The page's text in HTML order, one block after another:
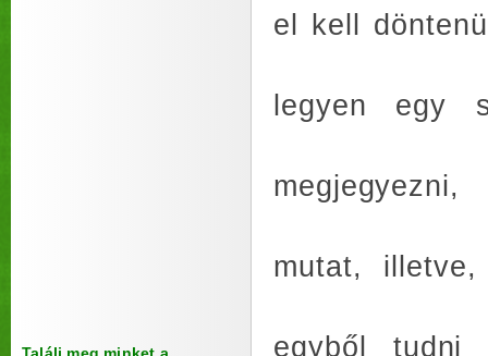
el kell
legyen egy
mutat,
egyből tudni